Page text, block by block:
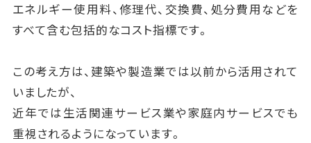
エネルギー使用料、修理代、交換費、処分費用などを
すべて含む包括的なコスト指標です。
この考え方は、建築や製造業では以前から活用されて
いましたが、
近年では生活関連サービス業や家庭内サービスでも
重視されるようになっています。